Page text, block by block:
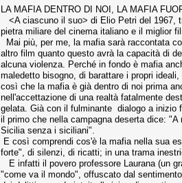
LA MAFIA DENTRO DI NOI, LA MAFIA
<A ciascuno il suo> di Elio Petri del 1967,
pietra miliare del cinema italiano e il miglior
Mai più, per me, la mafia sarà raccontata
altro film quanto questo avrà la capacità di
alcuna violenza. Perché in fondo è mafia
maledetto bisogno, di barattare i propri
così che la mafia è già dentro di noi prima
nell'accettazione di una realtà fatalmente
gelata. Già con il fulminante dialogo a inizio
il primo che nella campagna deserta dice:
Sicilia senza i siciliani".
E così comprendi cos'è la mafia nella sua
forte", di silenzi, di ricatti; in una trama
E infatti il povero professore Laurana (un
"come va il mondo", offuscato dal